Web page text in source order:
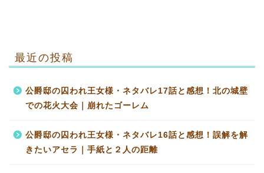
最近の投稿
公爵邸の囚われ王女様・ネタバレ17話と感想！北の城壁
での花火大会｜崩れたゴーレム
公爵邸の囚われ王女様・ネタバレ16話と感想！誤解を解
きたいアセラ｜手紙と２人の距離